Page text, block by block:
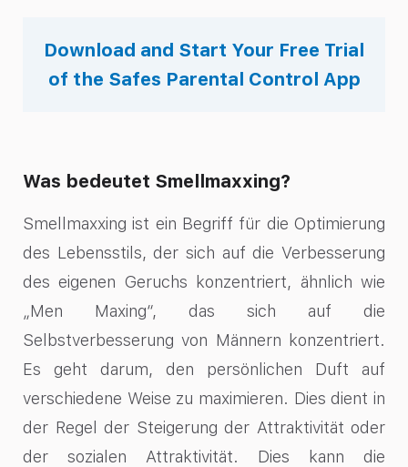
Download and Start Your Free Trial
of the Safes Parental Control App
Was bedeutet Smellmaxxing?
Smellmaxxing ist ein Begriff für die Optimierung
des Lebensstils, der sich auf die Verbesserung
des eigenen Geruchs konzentriert, ähnlich wie
„Men Maxing“, das sich auf die
Selbstverbesserung von Männern konzentriert.
Es geht darum, den persönlichen Duft auf
verschiedene Weise zu maximieren. Dies dient in
der Regel der Steigerung der Attraktivität oder
der sozialen Attraktivität. Dies kann die